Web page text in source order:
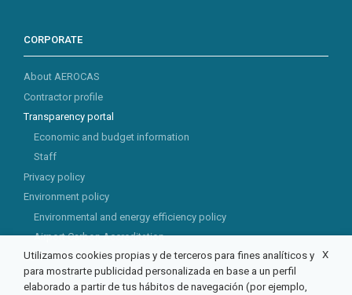
CORPORATE
About AEROCAS
Contractor profile
Transparency portal
Economic and budget information
Staff
Privacy policy
Environment policy
Environmental and energy efficiency policy
Airport Carbon Accreditation
CSR
X
Utilizamos cookies propias y de terceros para fines analíticos y
para mostrarte publicidad personalizada en base a un perfil
elaborado a partir de tus hábitos de navegación (por ejemplo,